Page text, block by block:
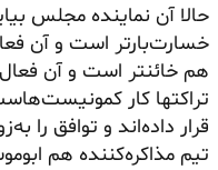
حالا آن نماینده مجلس
خسارت‌بارتر است و آن
هم خائنتر است و آن
تراکتها کار
قرار داده‌اند و توافق را
تیم مذاکره‌کننده هم